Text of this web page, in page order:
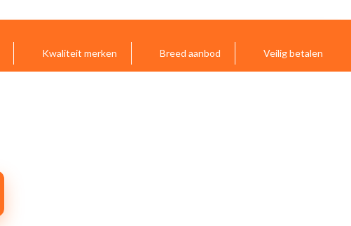
Kwaliteit merken Breed aanbod Veilig betalen